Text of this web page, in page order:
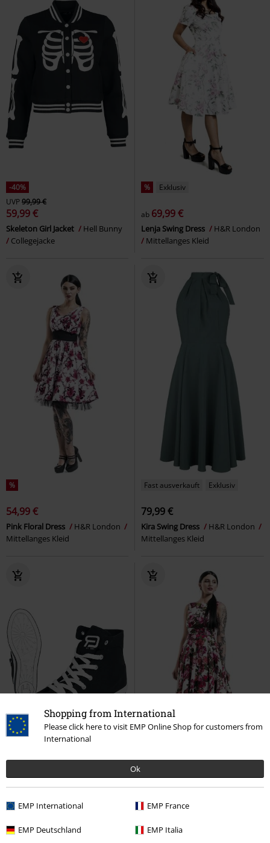
Shopping from International
Please click here to visit EMP Online Shop for customers from
International
Ok
EMP International EMP France
EMP Deutschland EMP Italia
-40%
UVP99,99 €
59,99 €
Skeleton Girl Jacket
Hell Bunny
Collegejacke
% Exklusiv
ab 69,99 €
Lenja Swing Dress
H&R London
Mittellanges Kleid
%
54,99 €
Pink Floral Dress
H&R London
Mittellanges Kleid
Fast ausverkauft Exklusiv
79,99 €
Kira Swing Dress
H&R London
Mittellanges Kleid
29,99 €
Walk The Line
Sneaker high
44,99 €
Audrey 50's
Mittellanges Kleid